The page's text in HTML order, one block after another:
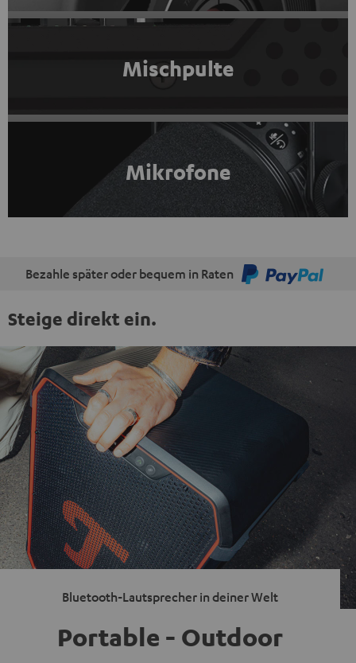
Mischpulte
Mikrofone
Bezahle später oder bequem in Raten
Steige direkt ein.
Bluetooth-Lautsprecher in deiner Welt
Portable - Outdoor